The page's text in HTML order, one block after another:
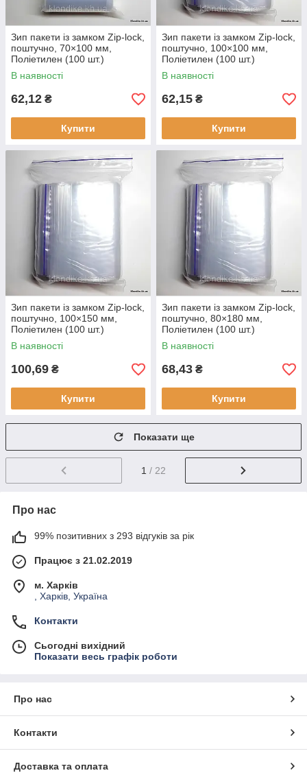
Зип пакети із замком Zip-lock,
поштучно, 70×100 мм,
Поліетилен (100 шт.)
В наявності
62,12 ₴
Купити
Зип пакети із замком Zip-lock,
поштучно, 100×100 мм,
Поліетилен (100 шт.)
В наявності
62,15 ₴
Купити
Зип пакети із замком Zip-lock,
поштучно, 100×150 мм,
Поліетилен (100 шт.)
В наявності
100,69 ₴
Купити
Зип пакети із замком Zip-lock,
поштучно, 80×180 мм,
Поліетилен (100 шт.)
В наявності
68,43 ₴
Купити
Показати ще
1 / 22
Про нас
99% позитивних з 293 відгуків за рік
Працює з 21.02.2019
м. Харків
, Харків, Україна
Контакти
Сьогодні вихідний
Показати весь графік роботи
Про нас
Контакти
Доставка та оплата